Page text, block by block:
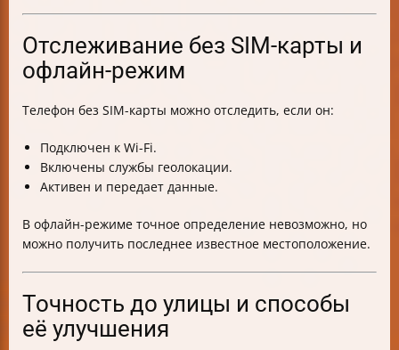
Отслеживание без SIM-карты и
офлайн-режим
Телефон без SIM-карты можно отследить, если он:
Подключен к Wi-Fi.
Включены службы геолокации.
Активен и передает данные.
В офлайн-режиме точное определение невозможно, но
можно получить последнее известное местоположение.
Точность до улицы и способы
её улучшения